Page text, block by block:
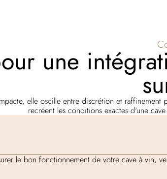
une
elle oscille entre discrétion et
recréent les conditions exactes d'une
le bon fonctionnement de votre cave à vin,